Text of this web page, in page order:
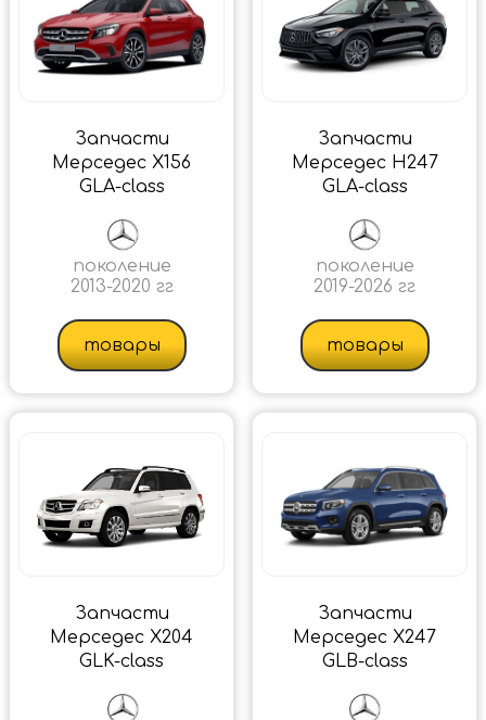
Запчасти
Мерседес X156
GLA-class
поколение
2013-2020 гг
товары
Запчасти
Мерседес H247
GLA-class
поколение
2019-2026 гг
товары
Запчасти
Мерседес X204
GLK-class
Запчасти
Мерседес X247
GLB-class